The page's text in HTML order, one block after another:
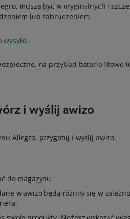
muszą być w oryginalnych i
lub zabrudzeniem.
.
na przykład baterie litowe
i wyślij awizo
Allegro, przygotuj i wyślij awizo.
do magazynu
w awizo będą różniły się w